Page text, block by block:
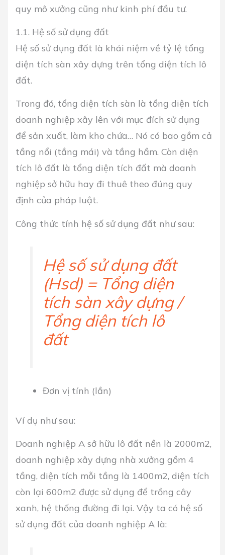
quy mô xưởng cũng như kinh phí đầu tư.
1.1. Hệ số sử dụng đất
Hệ số sử dụng đất là khái niệm về tỷ lệ tổng
diện tích sàn xây dựng trên tổng diện tích lô
đất.
Trong đó, tổng diện tích sàn là tổng diện tích
doanh nghiệp xây lên với mục đích sử dụng
để sản xuất, làm kho chứa… Nó có bao gồm cả
tầng nổi (tầng mái) và tầng hầm. Còn diện
tích lô đất là tổng diện tích đất mà doanh
nghiệp sở hữu hay đi thuê theo đúng quy
định của pháp luật.
Công thức tính hệ số sử dụng đất như sau:
Hệ số sử dụng đất
(Hsd) = Tổng diện
tích sàn xây dựng /
Tổng diện tích lô
đất
Đơn vị tính (lần)
Ví dụ như sau:
Doanh nghiệp A sở hữu lô đất nền là 2000m2,
doanh nghiệp xây dựng nhà xưởng gồm 4
tầng, diện tích mỗi tầng là 1400m2, diện tích
còn lại 600m2 được sử dụng để trồng cây
xanh, hệ thống đường đi lại. Vậy ta có hệ số
sử dụng đất của doanh nghiệp A là: